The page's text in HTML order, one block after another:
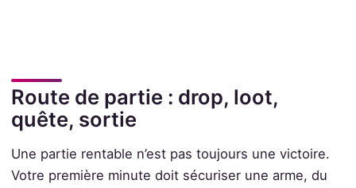
Route de partie : drop, loot,
quête, sortie
Une partie rentable n’est pas toujours une victoire.
Votre première minute doit sécuriser une arme, du